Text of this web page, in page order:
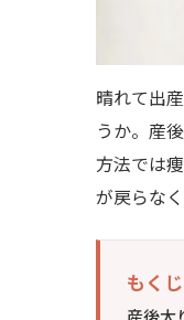
晴れて出
うか。産
方法では
が戻らな
もくじ